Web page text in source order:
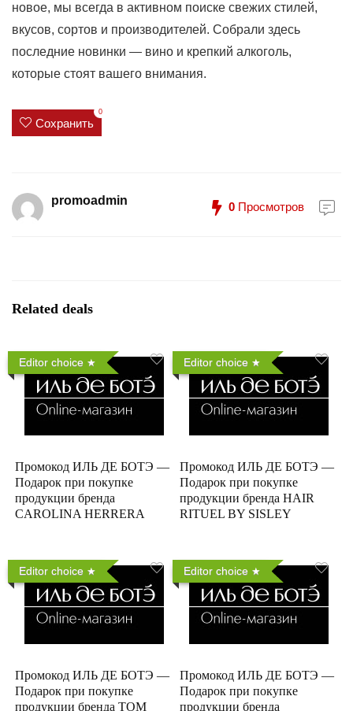
новое, мы всегда в активном поиске свежих стилей,
вкусов, сортов и производителей. Собрали здесь
последние новинки — вино и крепкий алкоголь,
которые стоят вашего внимания.
Сохранить
0
promoadmin 0 Просмотров
Related deals
Editor choice
Промокод ИЛЬ ДЕ БОТЭ —
Подарок при покупке
продукции бренда
CAROLINA HERRERA
Editor choice
Промокод ИЛЬ ДЕ БОТЭ —
Подарок при покупке
продукции бренда HAIR
RITUEL BY SISLEY
Editor choice
Промокод ИЛЬ ДЕ БОТЭ —
Подарок при покупке
продукции бренда TOM
Editor choice
Промокод ИЛЬ ДЕ БОТЭ —
Подарок при покупке
продукции бренда